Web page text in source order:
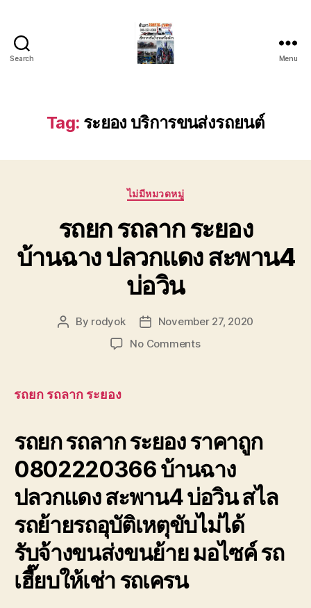
Search
ลาก
รถ
ชลบุรี
ชั่วโมง
0802220366
Menu
Tag: ระยอง บริการขนส่งรถยนต์
Categories
ไม่มีหมวดหมู่
รถยก รถลาก ระยอง
บ้านฉาง ปลวกแดง สะพาน4
บ่อวิน
Post
By rodyok
Post
date
November 27, 2020
No Commentson
ปลวกแดง
สะพาน4
บ่อ
วิน
รถยก รถลาก ระยอง
รถยก รถลาก ระยอง ราคาถูก
0802220366 บ้านฉาง
ปลวกแดง สะพาน4 บ่อวิน สไล
รถย้ายรถอุบัติเหตุขับไม่ได้
รับจ้างขนส่งขนย้าย มอไซค์ รถ
เฮี๊ยบให้เช่า รถเครน